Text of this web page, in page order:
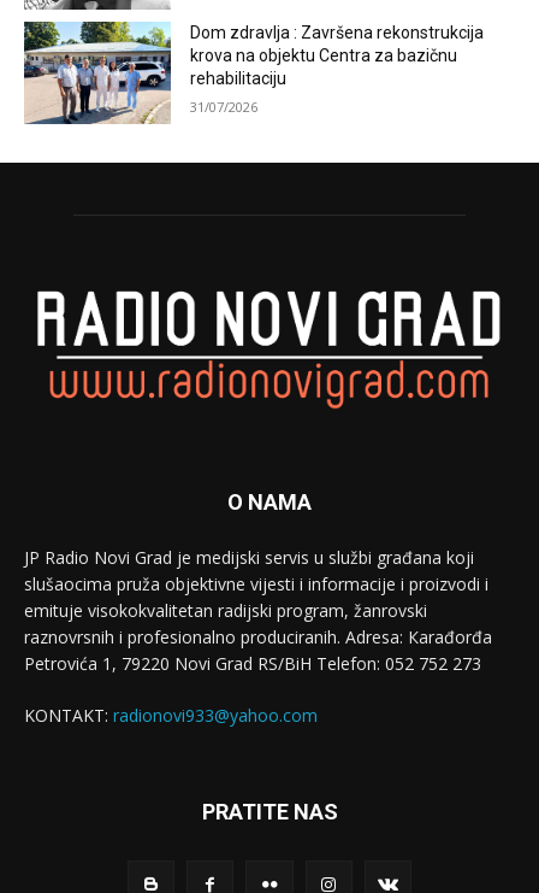
Dom zdravlja : Završena rekonstrukcija
krova na objektu Centra za bazičnu
rehabilitaciju
31/07/2026
O NAMA
JP Radio Novi Grad je medijski servis u službi građana koji
slušaocima pruža objektivne vijesti i informacije i proizvodi i
emituje visokokvalitetan radijski program, žanrovski
raznovrsnih i profesionalno produciranih. Adresa: Кarađorđa
Petrovića 1, 79220 Novi Grad RS/BiH Telefon: 052 752 273
KONTAKT: radionovi933@yahoo.com
PRATITE NAS